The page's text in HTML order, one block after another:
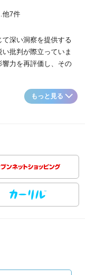
...他7件
深い洞察を提供する
批判が際立っていま
力を再評価し、その
もっと見る